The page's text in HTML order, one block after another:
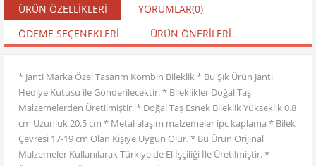
ÜRÜN ÖZELLIKLERI YORUMLAR(0)
ÖDEME SEÇENEKLERI
ÜRÜN ÖNERILERI
* Janti Marka Özel Tasarım Kombin Bileklik * Bu Şık Ürün Janti
Hediye Kutusu ile Gönderilecektir. * Bileklikler Doğal Taş
Malzemelerden Üretilmiştir. * Doğal Taş Esnek Bileklik Yükseklik 0.8
cm Uzunluk 20.5 cm * Metal alaşım malzemeler ipc kaplama * Bilek
Çevresi 17-19 cm Olan Kişiye Uygun Olur. * Bu Ürün Orijinal
Malzemeler Kullanılarak Türkiye'de El İşçiliği İle Üretilmiştir. *